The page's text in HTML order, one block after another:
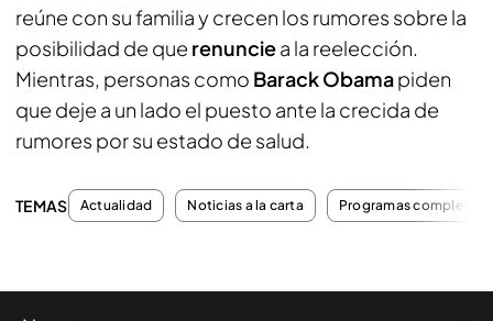
reúne con su familia y crecen los rumores sobre la
posibilidad de que renunciea la reelección.
Mientras, personas como Barack Obamapiden
que deje a un lado el puesto ante la crecida de
rumores por su estado de salud.
TEMAS Actualidad Noticias a la carta Programas completos